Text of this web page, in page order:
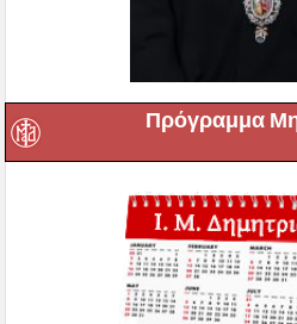
Ο Σεβ.